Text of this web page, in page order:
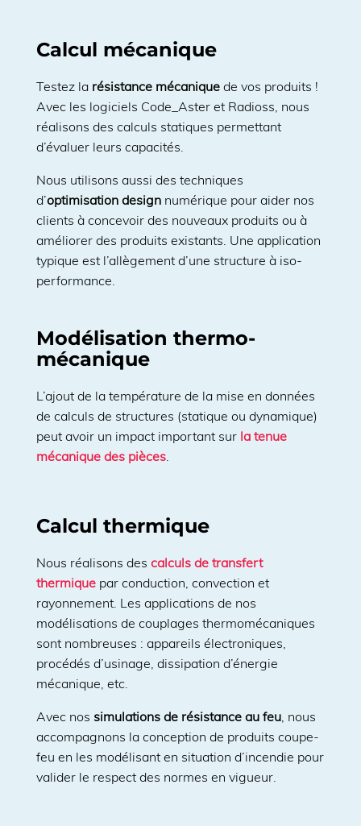
Calcul mécanique
Testez la résistance mécaniquede vos produits !
Avec les logiciels Code_Aster et Radioss, nous
réalisons des calculs statiques permettant
d’évaluer leurs capacités.
Nous utilisons aussi des techniques
d’optimisation design numérique pour aider nos
clients à concevoir des nouveaux produits ou à
améliorer des produits existants. Une application
typique est l’allègement d’une structure à iso-
performance.
Modélisation thermo-
mécanique
L’ajout de la température de la mise en données
de calculs de structures (statique ou dynamique)
peut avoir un impact important sur la tenue
mécanique des pièces.
Calcul thermique
Nous réalisons des calculs de transfert
thermiquepar conduction, convection et
rayonnement. Les applications de nos
modélisations de couplages thermomécaniques
sont nombreuses : appareils électroniques,
procédés d’usinage, dissipation d’énergie
mécanique, etc.
Avec nos simulations de résistance au feu, nous
accompagnons la conception de produits coupe-
feu en les modélisant en situation d’incendie pour
valider le respect des normes en vigueur.